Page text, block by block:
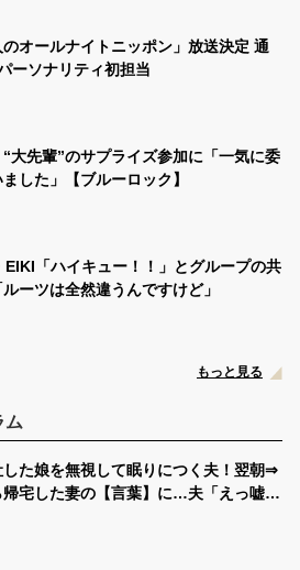
のオールナイトニッポン」放送決定 通
ーソナリティ初担当
大先輩”のサプライズ参加に「一気に委
した」【ブルーロック】
「ハイキュー！！」とグループの共
ーツは全然違うんですけど」
もっと見る
ム
た娘を無視して眠りにつく夫！翌朝⇒
帰宅した妻の【言葉】に…夫「えっ嘘だ